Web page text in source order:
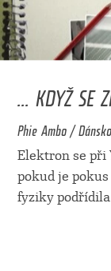
... KDYŽ SE
Phie Ambo /
Elektron se při
pokud je
fyziky